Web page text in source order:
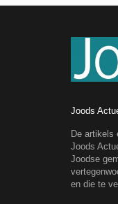
Joods
De artikels
Joods
Joodse
en die te